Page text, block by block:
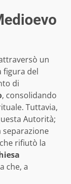
un
figura del
di
, consolidando
Tuttavia,
Autorità;
separazione
che rifiutò la
che, a